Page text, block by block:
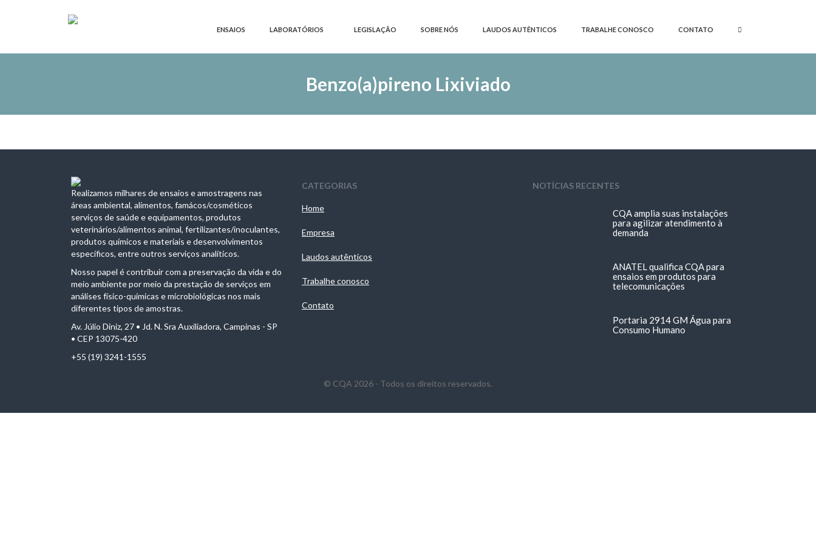
ENSAIOS LABORATÓRIOS LEGISLAÇÃO SOBRE NÓS LAUDOS AUTÊNTICOS TRABALHE CONOSCO CONTATO
Benzo(a)pireno Lixiviado
Realizamos milhares de ensaios e amostragens nas
áreas ambiental, alimentos, famácos/cosméticos
serviços de saúde e equipamentos, produtos
veterinários/alimentos animal, fertilizantes/inoculantes,
produtos químicos e materiais e desenvolvimentos
específicos, entre outros serviços analíticos.
Nosso papel é contribuir com a preservação da vida e do
meio ambiente por meio da prestação de serviços em
análises físico-químicas e microbiológicas nos mais
diferentes tipos de amostras.
Av. Júlio Diniz, 27 • Jd. N. Sra Auxiliadora, Campinas - SP
• CEP 13075-420
+55 (19) 3241-1555
CATEGORIAS
Home
Empresa
Laudos autênticos
Trabalhe conosco
Contato
NOTÍCIAS RECENTES
CQA amplia suas instalações
para agilizar atendimento à
demanda
ANATEL qualifica CQA para
ensaios em produtos para
telecomunicações
Portaria 2914 GM Água para
Consumo Humano
© CQA 2026 - Todos os direitos reservados.